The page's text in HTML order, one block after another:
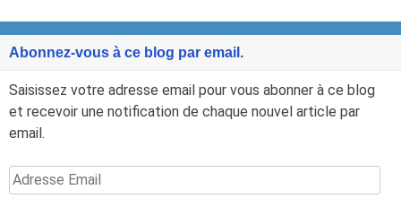
Abonnez-vous à ce blog par email.
Saisissez votre adresse email pour vous abonner à ce blog
et recevoir une notification de chaque nouvel article par
email.
Adresse
Email